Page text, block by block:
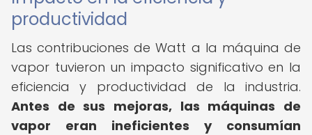
productividad
Las contribuciones de Watt a la máquina de
vapor tuvieron un impacto significativo en la
eficiencia y productividad de la industria.
Antes de sus mejoras, las máquinas de
vapor eran ineficientes y consumían